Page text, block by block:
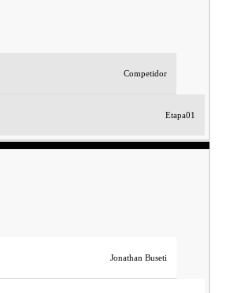
Competidor
Etapa01
Jonathan Buseti